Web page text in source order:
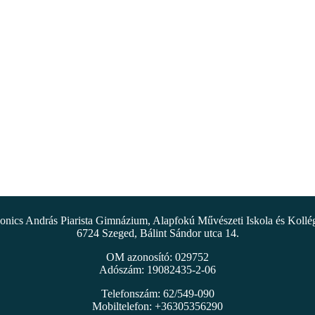
András Piarista Gimnázium, Alapfokú Művészeti Iskola és
6724 Szeged, Bálint Sándor utca 14.
OM azonosító: 029752
Adószám: 19082435-2-06
Telefonszám: 62/549-090
Mobiltelefon: +36305356290